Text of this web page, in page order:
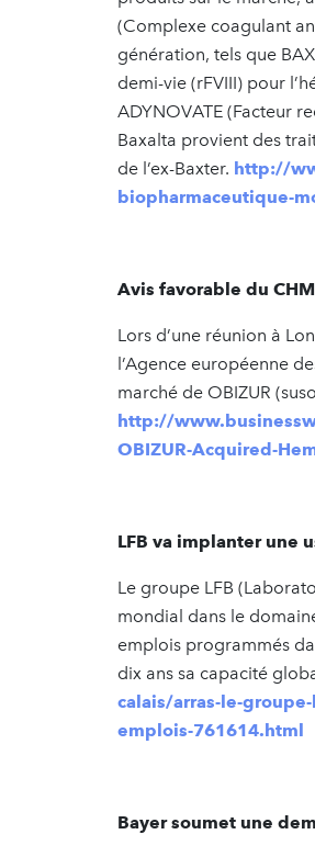
(Complexe coagulant
génération, tels que
demi-vie (rFVIII) pour
ADYNOVATE (Facteur
Baxalta provient des
de l’ex-Baxter. http://
biopharmaceutique-
Avis favorable du
Lors d’une réunion à
l’Agence européenne
marché de OBIZUR
http://
OBIZUR-Acquired-
LFB va implanter une
Le groupe LFB
mondial dans le
emplois programmés
dix ans sa capacité
calais/arras-le-
emplois-761614.html
Bayer soumet une